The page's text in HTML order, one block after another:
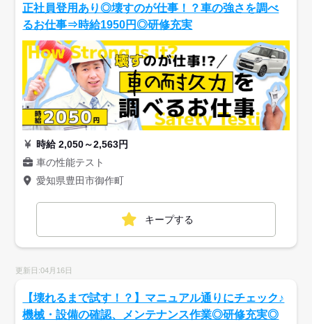
正社員登用あり◎壊すのが仕事！？車の強さを調べ
るお仕事⇒時給1950円◎研修充実
時給 2,050～2,563円
車の性能テスト
愛知県豊田市御作町
キープする
更新日:04月16日
【壊れるまで試す！？】マニュアル通りにチェック♪
機械・設備の確認、メンテナンス作業◎研修充実◎